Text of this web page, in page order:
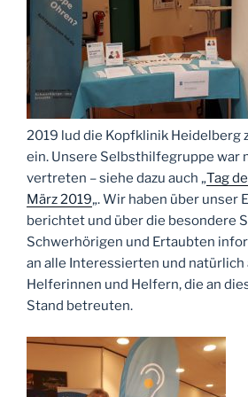
2019 lud die Kopfklinik Heidelberg
ein. Unsere Selbsthilfegruppe war
vertreten – siehe dazu auch „Tag
März 2019„. Wir haben über unser
berichtet und über die besondere
Schwerhörigen und Ertaubten
an alle Interessierten und natürlich
Helferinnen und Helfern, die an
Stand betreuten.